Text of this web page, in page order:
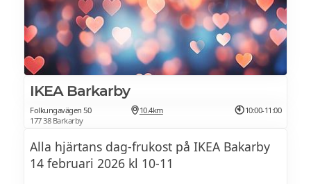
Trerättersmiddag i Norda
Övernattning i dubbelrum
Frukostbuffé
IKEA Barkarby
Folkungavägen 50
177 38 Barkarby
10.4km 10:00-11:00
Alla hjärtans dag-frukost på IKEA Bakarby
14 februari 2026 kl 10-11